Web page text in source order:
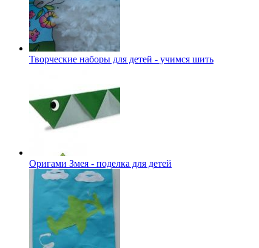
Творческие наборы для детей - учимся шить
Оригами Змея - поделка для детей